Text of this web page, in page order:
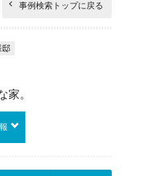
事例検索トップに戻る
家。